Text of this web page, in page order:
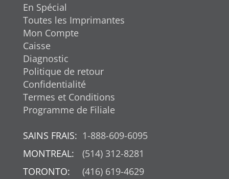
En Spécial
Toutes les Imprimantes
Mon Compte
Caisse
Diagnostic
Politique de retour
Confidentialité
Termes et Conditions
Programme de Filiale
SAINS FRAIS: 1-888-609-6095
MONTREAL:
(514) 312-8281
TORONTO:
(416) 619-4629